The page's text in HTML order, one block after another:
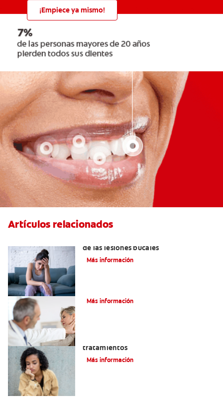
¡Empiece ya mismo!
Artículos relacionados
de las lesiones bucales
Más información
Más información
tratamientos
Más información